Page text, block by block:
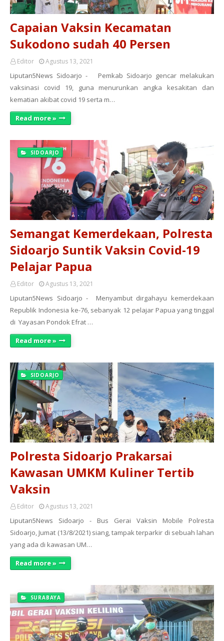
Capaian Vaksin Kecamatan
Sukodono sudah 40 Persen
Editor Agustus 13, 2021
Liputan5News Sidoarjo - Pemkab Sidoarjo gencar melakukan
vaksinasi covid 19, guna menurunkan angka kesakitan dan
kematian akibat covid 19 serta m…
Read more »
SIDOARJO
Semangat Kemerdekaan, Polresta
Sidoarjo Suntik Vaksin Covid-19
Pelajar Papua
Editor Agustus 13, 2021
Liputan5News Sidoarjo - Menyambut dirgahayu kemerdekaan
Republik Indonesia ke-76, sebanyak 12 pelajar Papua yang tinggal
di Yayasan Pondok Efrat …
Read more »
SIDOARJO
Polresta Sidoarjo Prakarsai
Kawasan UMKM Kuliner Tertib
Vaksin
Editor Agustus 13, 2021
Liputan5News Sidoarjo - Bus Gerai Vaksin Mobile Polresta
Sidoarjo, Jumat (13/8/2021) siang, tampak terparkir di sebuah lahan
yang ada di kawasan UM…
Read more »
SURABAYA